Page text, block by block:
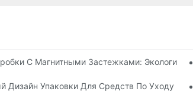
КлассаС Магнитными Застежками:
Дизайн Упаковки Для Средств По Уходу